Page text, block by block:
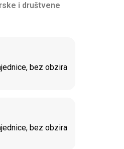
i društvene
bez obzira
bez obzira